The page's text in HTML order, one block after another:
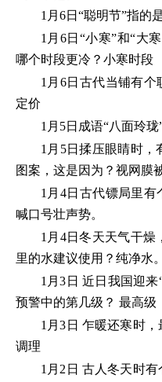
1月6日“聪明节”指的
1月6日“小寒”和“大
哪个时段更冷？小寒时段
1月6日古代当铺有个
定价
1月5日成语“八面玲
1月5日揉压眼睛时，
图案，这是因为？视网膜被
1月4日古代镖局里有
喊口号壮声势。
1月4日冬天天气干燥
里的水建议使用？纯净水。
1月3日 近日我国迎
预警中的第几级？ 最高级
1月3日 乍暖还寒时
调理
1月2日 古人冬天时